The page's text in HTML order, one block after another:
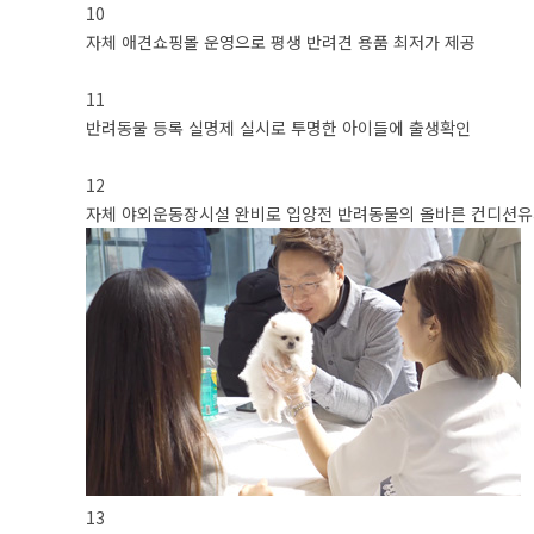
10
자체 애견쇼핑몰 운영으로 평생 반려견 용품 최저가 제공
11
반려동물 등록 실명제 실시로 투명한 아이들에 출생확인
12
자체 야외운동장시설 완비로 입양전 반려동물의 올바른 컨디션
13